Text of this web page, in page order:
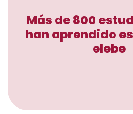
Más de 800
han aprendido
elebe